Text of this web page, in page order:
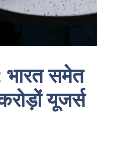
समेत
यूजर्स